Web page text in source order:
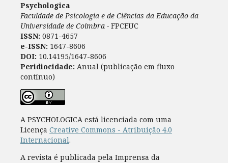
Psychologica
Faculdade de Psicologia e de Ciências da Educação da
Universidade de Coimbra - FPCEUC
ISSN: 0871-4657
e-ISSN: 1647-8606
DOI: 10.14195/1647-8606
Peridiocidade: Anual (publicação em fluxo
contínuo)
A PSYCHOLOGICA está licenciada com uma
Licença Creative Commons - Atribuição 4.0
Internacional.
A revista é publicada pela Imprensa da